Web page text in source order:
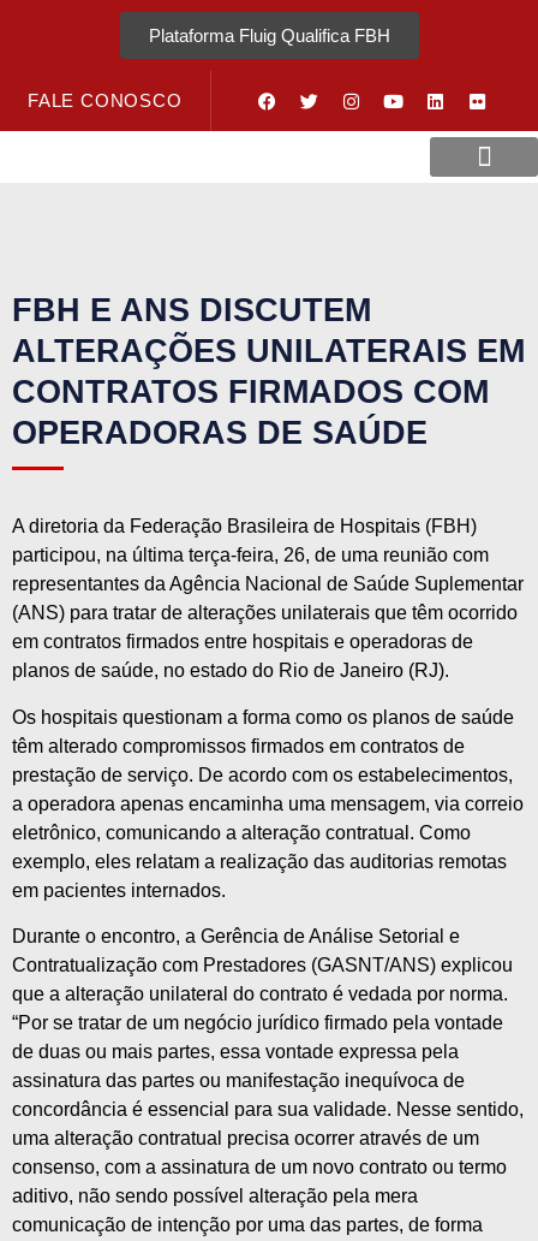
Plataforma Fluig Qualifica FBH
FALE CONOSCO
FBH E ANS DISCUTEM
ALTERAÇÕES UNILATERAIS EM
CONTRATOS FIRMADOS COM
OPERADORAS DE SAÚDE
A diretoria da Federação Brasileira de Hospitais (FBH)
participou, na última terça-feira, 26, de uma reunião com
representantes da Agência Nacional de Saúde Suplementar
(ANS) para tratar de alterações unilaterais que têm ocorrido
em contratos firmados entre hospitais e operadoras de
planos de saúde, no estado do Rio de Janeiro (RJ).
Os hospitais questionam a forma como os planos de saúde
têm alterado compromissos firmados em contratos de
prestação de serviço. De acordo com os estabelecimentos,
a operadora apenas encaminha uma mensagem, via correio
eletrônico, comunicando a alteração contratual. Como
exemplo, eles relatam a realização das auditorias remotas
em pacientes internados.
Durante o encontro, a Gerência de Análise Setorial e
Contratualização com Prestadores (GASNT/ANS) explicou
que a alteração unilateral do contrato é vedada por norma.
“Por se tratar de um negócio jurídico firmado pela vontade
de duas ou mais partes, essa vontade expressa pela
assinatura das partes ou manifestação inequívoca de
concordância é essencial para sua validade. Nesse sentido,
uma alteração contratual precisa ocorrer através de um
consenso, com a assinatura de um novo contrato ou termo
aditivo, não sendo possível alteração pela mera
comunicação de intenção por uma das partes, de forma